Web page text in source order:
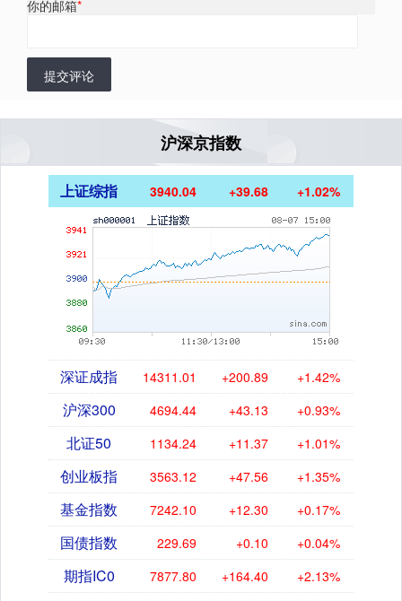
你的邮箱*
提交评论
沪深京指数
上证综指 3940.04 +39.68 +1.02%
深证成指 14311.01 +200.89 +1.42%
沪深300 4694.44 +43.13 +0.93%
北证50 1134.24 +11.37 +1.01%
创业板指 3563.12 +47.56 +1.35%
基金指数 7242.10 +12.30 +0.17%
国债指数 229.69 +0.10 +0.04%
期指IC0 7877.80 +164.40 +2.13%